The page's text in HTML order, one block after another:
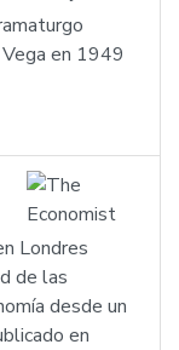
en 1949
Londres
de las
desde un
en